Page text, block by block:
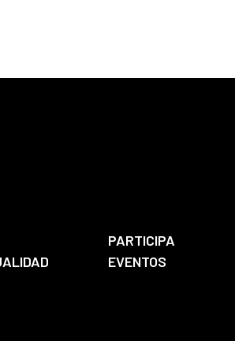
PARTICIPA
EVENTOS